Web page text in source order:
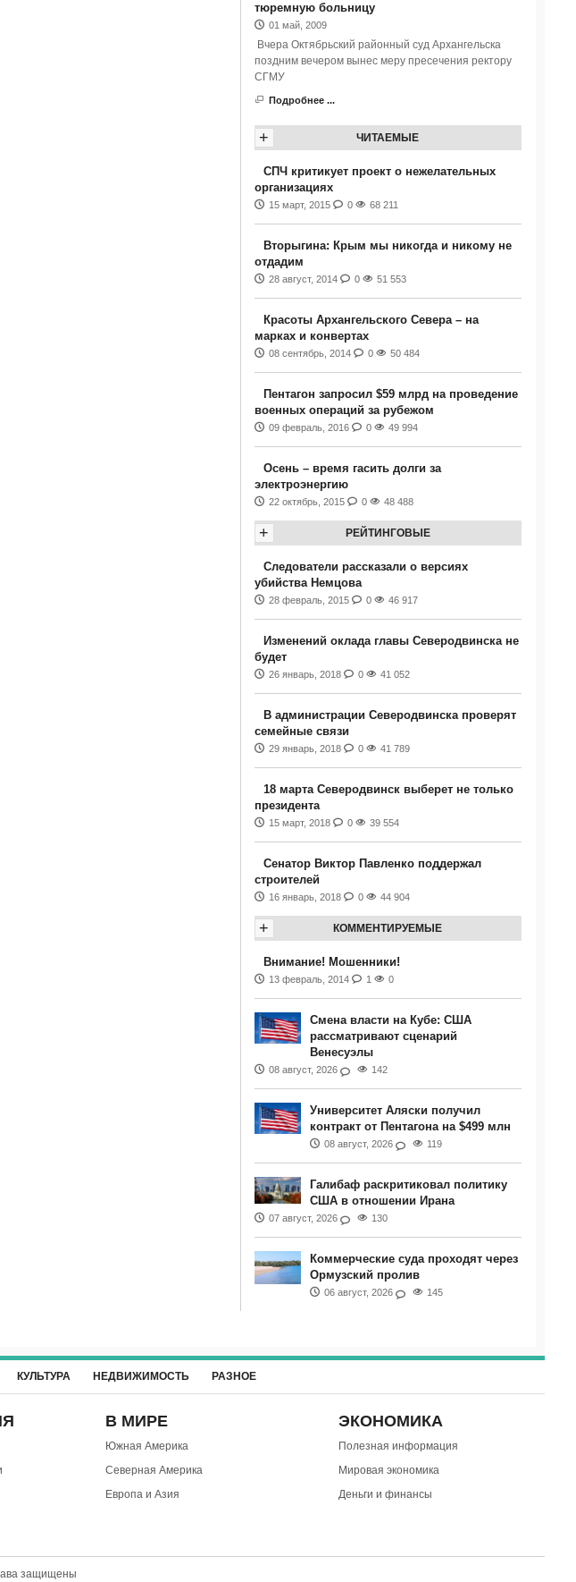
тюремную больницу
01 май, 2009
Вчера Октябрьский районный суд Архангельска
поздним вечером вынес меру пресечения ректору
СГМУ
Подробнее ...
ЧИТАЕМЫЕ
+
СПЧ критикует проект о нежелательных
организациях
15 март, 2015 0 68 211
Вторыгина: Крым мы никогда и никому не
отдадим
28 август, 2014 0 51 553
Красоты Архангельского Севера – на
марках и конвертах
08 сентябрь, 2014 0 50 484
Пентагон запросил $59 млрд на проведение
военных операций за рубежом
09 февраль, 2016 0 49 994
Осень – время гасить долги за
электроэнергию
22 октябрь, 2015 0 48 488
РЕЙТИНГОВЫЕ
+
Следователи рассказали о версиях
убийства Немцова
28 февраль, 2015 0 46 917
Изменений оклада главы Северодвинска не
будет
26 январь, 2018 0 41 052
В администрации Северодвинска проверят
семейные связи
29 январь, 2018 0 41 789
18 марта Северодвинск выберет не только
президента
15 март, 2018 0 39 554
Сенатор Виктор Павленко поддержал
строителей
16 январь, 2018 0 44 904
КОММЕНТИРУЕМЫЕ
+
Внимание! Мошенники!
13 февраль, 2014 1 0
Смена власти на Кубе: США
рассматривают сценарий
Венесуэлы
08 август, 2026 142
Университет Аляски получил
контракт от Пентагона на $499 млн
08 август, 2026 119
Галибаф раскритиковал политику
США в отношении Ирана
07 август, 2026 130
Коммерческие суда проходят через
Ормузский пролив
06 август, 2026 145
КУЛЬТУРА НЕДВИЖИМОСТЬ РАЗНОЕ
В МИРЕ
Южная Америка
Северная Америка
Европа и Азия
ЭКОНОМИКА
Полезная информация
Мировая экономика
Деньги и финансы
защищены